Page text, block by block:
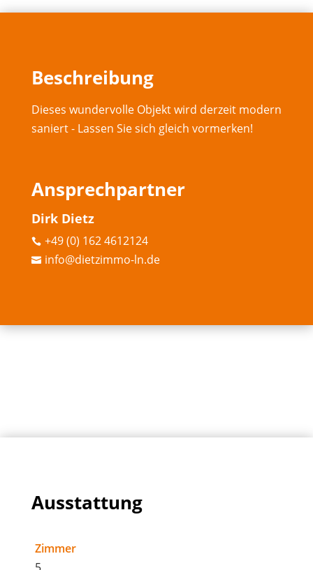
Beschreibung
Dieses wundervolle Objekt wird derzeit modern
saniert - Lassen Sie sich gleich vormerken!
Ansprechpartner
Dirk Dietz
 +49 (0) 162 4612124
 info@dietzimmo-ln.de
Ausstattung
Zimmer